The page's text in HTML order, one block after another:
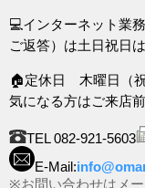
💻インターネット業
ご返答）は土日祝日
🏠定休日 木曜日（祝
気になる方はご来店
TEL 082-921-5603
E-Mail:
※お問い合わせはメー